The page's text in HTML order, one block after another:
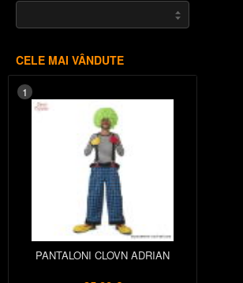
CELE MAI VÂNDUTE
1
PANTALONI CLOVN ADRIAN